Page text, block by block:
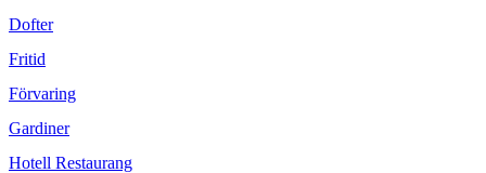
Dofter
Fritid
Förvaring
Gardiner
Hotell Restaurang